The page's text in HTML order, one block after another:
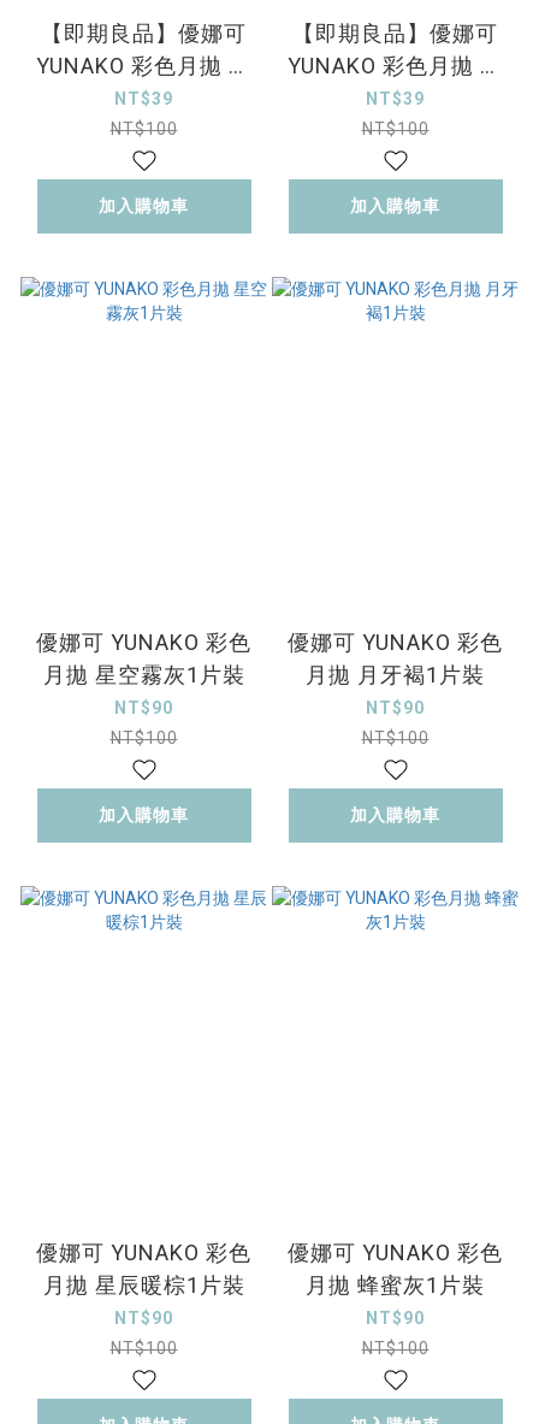
【即期良品】優娜可
YUNAKO 彩色月拋 蜂
蜜灰1片裝
NT$39
NT$100
加入購物車
【即期良品】優娜可
YUNAKO 彩色月拋 焦
糖棕1片裝
NT$39
NT$100
加入購物車
優娜可 YUNAKO 彩色
月拋 星空霧灰1片裝
NT$90
NT$100
加入購物車
優娜可 YUNAKO 彩色
月拋 月牙褐1片裝
NT$90
NT$100
加入購物車
優娜可 YUNAKO 彩色
月拋 星辰暖棕1片裝
NT$90
NT$100
優娜可 YUNAKO 彩色
月拋 蜂蜜灰1片裝
NT$90
NT$100